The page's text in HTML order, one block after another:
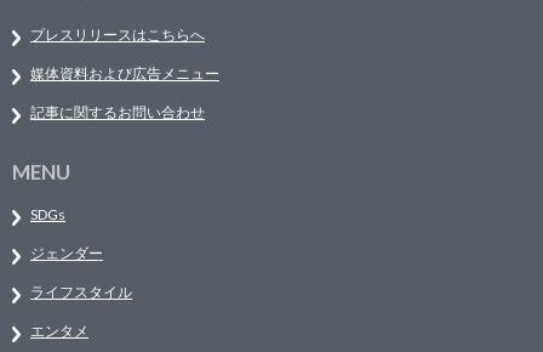
プレスリリースはこちらへ
媒体資料および広告メニュー
記事に関するお問い合わせ
MENU
SDGs
ジェンダー
ライフスタイル
エンタメ